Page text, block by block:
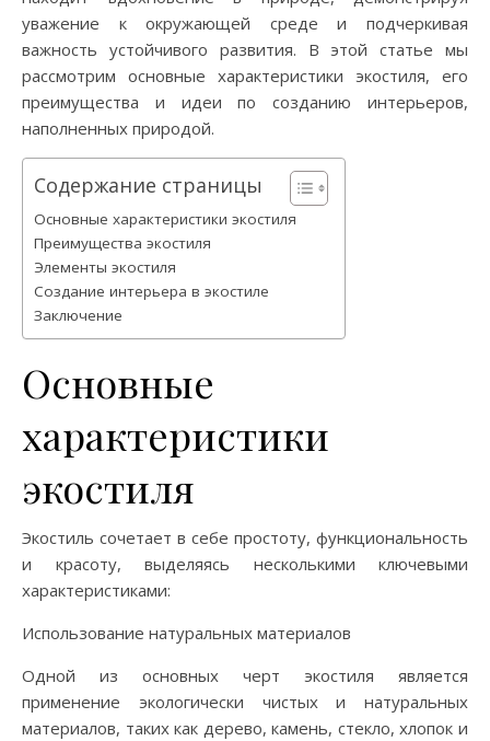
уважение к окружающей среде и подчеркивая
важность устойчивого развития. В этой статье мы
рассмотрим основные характеристики экостиля, его
преимущества и идеи по созданию интерьеров,
наполненных природой.
Содержание страницы
Основные характеристики экостиля
Преимущества экостиля
Элементы экостиля
Создание интерьера в экостиле
Заключение
Основные
характеристики
экостиля
Экостиль сочетает в себе простоту, функциональность
и красоту, выделяясь несколькими ключевыми
характеристиками:
Использование натуральных материалов
Одной из основных черт экостиля является
применение экологически чистых и натуральных
материалов, таких как дерево, камень, стекло, хлопок и